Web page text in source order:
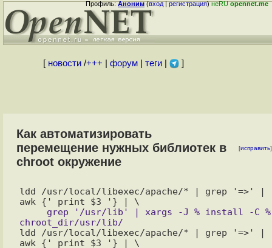
Профиль:Аноним(вход|регистрация)неRUopennet.me
[ новости/+++ форум| теги| ]
Как автоматизировать
перемещение нужных библиотек в
chroot окружение
[исправить]
ldd /usr/local/libexec/apache/* | grep '=>' |
ldd /usr/local/libexec/apache/* | grep '=>' |